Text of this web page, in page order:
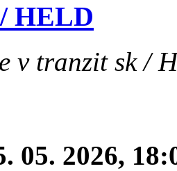
HELD
v tranzit sk /
05. 2026,